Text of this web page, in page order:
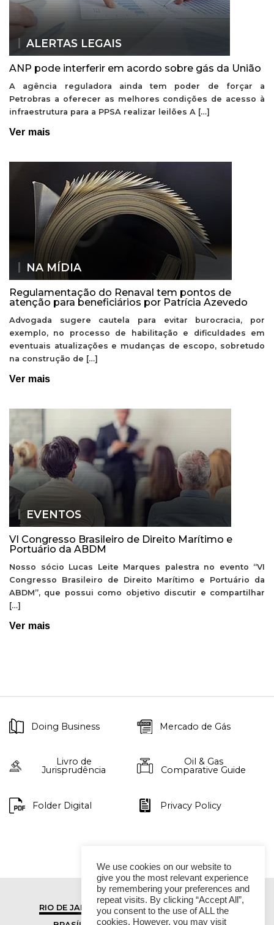
ALERTAS LEGAIS
ANP pode interferir em acordo sobre gás da União
A agência reguladora ainda tem poder de forçar a
Petrobras a oferecer as melhores condições de acesso à
infraestrutura para a PPSA realizar leilões A […]
Ver mais
NA MÍDIA
Regulamentação do Renaval tem pontos de
atenção para beneficiários por Patrícia Azevedo
Advogada sugere cautela para evitar burocracia, por
exemplo, no processo de habilitação e dificuldades em
eventuais atualizações e mudanças de escopo, sobretudo
na construção de […]
Ver mais
EVENTOS
VI Congresso Brasileiro de Direito Marítimo e
Portuário da ABDM
Nosso sócio Lucas Leite Marques palestra no evento “VI
Congresso Brasileiro de Direito Marítimo e Portuário da
ABDM”, que possui como objetivo discutir e compartilhar
[…]
Ver mais
Doing Business Mercado de Gás
Livro de
Jurisprudência
Oil & Gas
Comparative Guide
Folder Digital Privacy Policy
RIO DE JANEIRO
SÃO PAULO
We use cookies on our website to
give you the most relevant experience
by remembering your preferences and
repeat visits. By clicking “Accept All”,
you consent to the use of ALL the
cookies. However, you may visit